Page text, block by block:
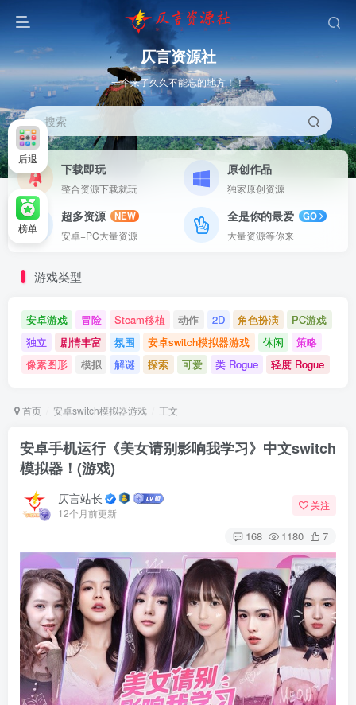
仄言资源社
一个来了久久不能忘的地方！！
搜索
下载即玩
整合资源下载就玩
原创作品
独家原创资源
超多资源
NEW
安卓+PC大量资源
全是你的最爱
GO
大量资源等你来
游戏类型
安卓游戏 冒险 Steam移植 动作 2D 角色扮演
PC游戏
独立
剧情丰富 氛围 安卓switch模拟器游戏 休闲
策略
像素图形
模拟 解谜 探索 可爱 类 Rogue 轻度 Rogue
首页 安卓switch模拟器游戏 正文
安卓手机运行《美女请别影响我学习》中文switch
模拟器！(游戏)
仄言站长
12个月前更新
关注
168 1180 7
后退
榜单